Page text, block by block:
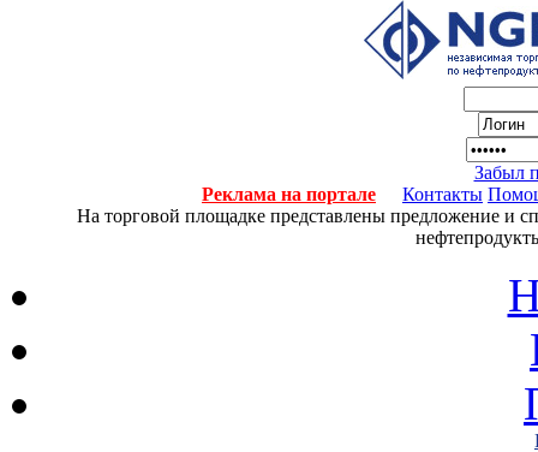
Забыл
Реклама на портале
Контакты
На торговой площадке представлены предложение и